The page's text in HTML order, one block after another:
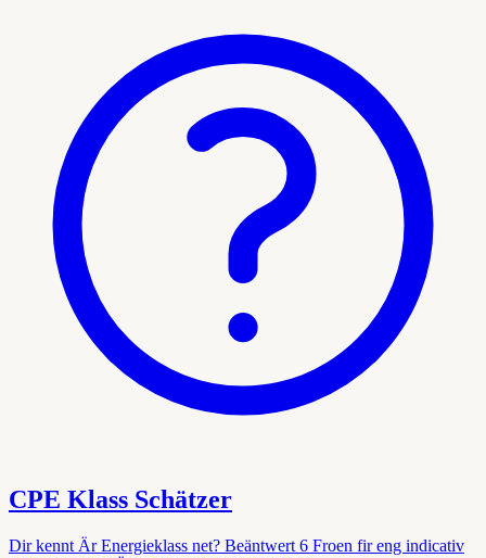
CPE Klass Schätzer
Dir kennt Är Energieklass net? Beäntwert 6 Froen fir eng indicativ